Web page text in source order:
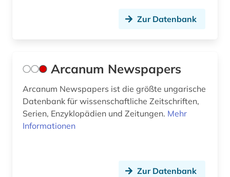
georg friedrich wilhelm (1)
georg wilhelm friedrich (3)
gerhardt (1)
Zur Datenbank
Arcanum Newspapers
Arcanum Newspapers ist die größte ungarische
Datenbank für wissenschaftliche Zeitschriften,
Serien, Enzyklopädien und Zeitungen. Mehr
Informationen
Zur Datenbank